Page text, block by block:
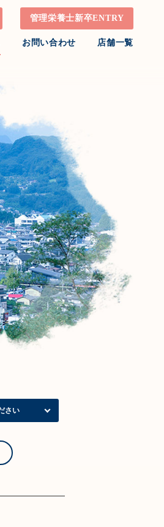
お問い合わせ 店舗一覧
管理栄養士新卒ENTRY